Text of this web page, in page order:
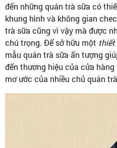
đến những quán trà sữa có
khung hình và không gian
trà sữa cũng vì vậy mà được
chú trọng. Để sở hữu một thiết
mẫu quán trà sữa ấn tượng
đến thương hiệu của cửa
mơ ước của nhiều chủ quán